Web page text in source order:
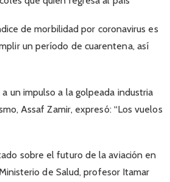
de morbilidad por coronavirus es
un período de cuarentena, así
un impulso a la golpeada industria
Assaf Zamir, expresó: “Los vuelos
sobre el futuro de la aviación en
de Salud, profesor Itamar